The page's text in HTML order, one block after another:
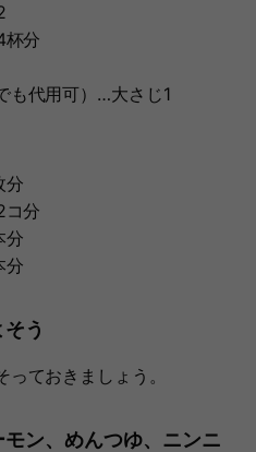
杯分
も代用可）…大さじ1
分
コ分
分
分
う
ておきましょう。
ン、めんつゆ、ニンニ